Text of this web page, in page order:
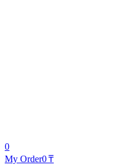
0
My Order0 ₸